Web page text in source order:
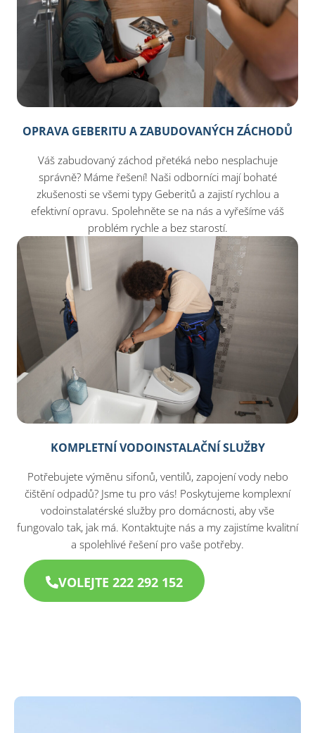
OPRAVA GEBERITU A ZABUDOVANÝCH ZÁCHODŮ
Váš zabudovaný záchod přetéká nebo nesplachuje
správně? Máme řešení! Naši odborníci mají bohaté
zkušenosti se všemi typy Geberitů a zajistí rychlou a
efektivní opravu. Spolehněte se na nás a vyřešíme váš
problém rychle a bez starostí.
KOMPLETNÍ VODOINSTALAČNÍ SLUŽBY
Potřebujete výměnu sifonů, ventilů, zapojení vody nebo
čištění odpadů? Jsme tu pro vás! Poskytujeme komplexní
vodoinstalatérské služby pro domácnosti, aby vše
fungovalo tak, jak má. Kontaktujte nás a my zajistíme kvalitní
a spolehlivé řešení pro vaše potřeby.
VOLEJTE 222 292 152